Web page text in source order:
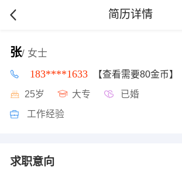
简历详情
张/ 女士
183****1633 【查看需要80金币】
25岁 大专 已婚
工作经验
求职意向